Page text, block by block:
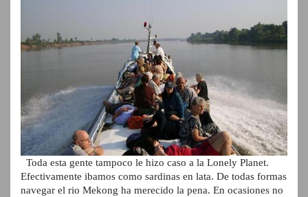
Toda esta gente tampoco le hizo caso a la Lonely Planet.
Efectivamente ibamos como sardinas en lata. De todas formas
navegar el rio Mekong ha merecido la pena. En ocasiones no